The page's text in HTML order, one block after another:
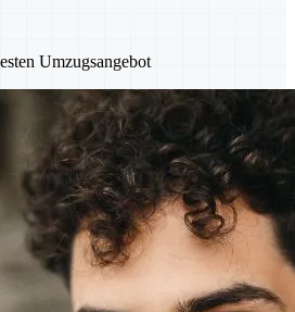
Umzugsangebot